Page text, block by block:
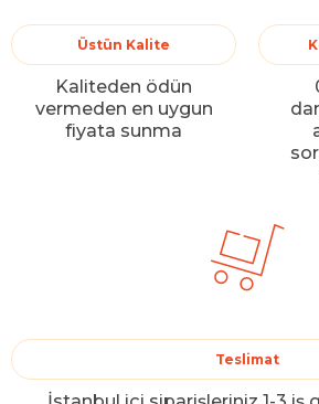
Üstün Kalite
Kaliteden ödün
vermeden en uygun
fiyata sunma
Teslimat